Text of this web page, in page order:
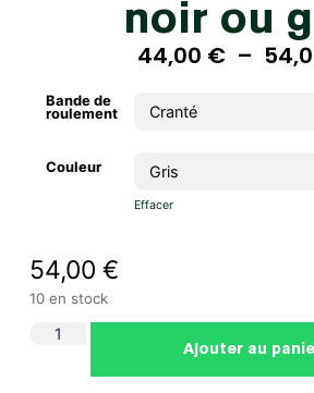
noir ou
44,00 € –
Bande de
roulement
Couleur
Effacer
54,00 €
10 en stock
Ajouter au